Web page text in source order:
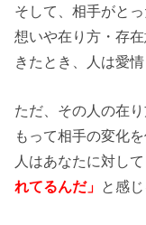
そして、相手がと
想いや在り方・存
きたとき、人は愛
ただ、その人の在
もって相手の変化
人はあなたに対して
れてるんだ」 と感